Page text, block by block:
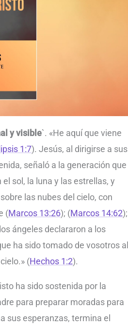
y visible`. «He aquí que viene
1:7). Jesús, al dirigirse a sus
señaló a la generación que
sol, la luna y las estrellas, y
las nubes del cielo, con
(Marcos 13:26); (Marcos 14:62);
ángeles declararon a los
ha sido tomado de vosotros al
(Hechos 1:2).
ha sido sostenida por la
para preparar moradas para
sus esperanzas, termina el